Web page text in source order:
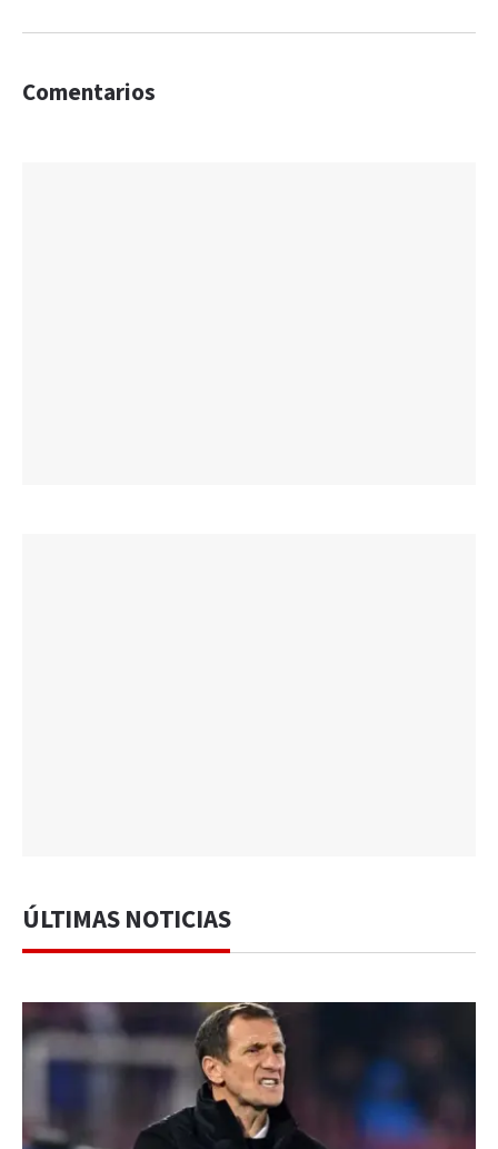
Comentarios
ÚLTIMAS NOTICIAS